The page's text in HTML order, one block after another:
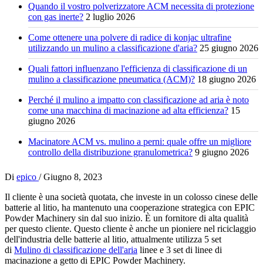
Quando il vostro polverizzatore ACM necessita di protezione
con gas inerte? 2 luglio 2026
Come ottenere una polvere di radice di konjac ultrafine
utilizzando un mulino a classificazione d'aria? 25 giugno 2026
Quali fattori influenzano l'efficienza di classificazione di un
mulino a classificazione pneumatica (ACM)? 18 giugno 2026
Perché il mulino a impatto con classificazione ad aria è noto
come una macchina di macinazione ad alta efficienza? 15
giugno 2026
Macinatore ACM vs. mulino a perni: quale offre un migliore
controllo della distribuzione granulometrica? 9 giugno 2026
Di epico /Giugno 8, 2023
Il cliente è una società quotata, che investe in un colosso cinese delle
batterie al litio, ha mantenuto una cooperazione strategica con EPIC
Powder Machinery sin dal suo inizio. È un fornitore di alta qualità
per questo cliente. Questo cliente è anche un pioniere nel riciclaggio
dell'industria delle batterie al litio, attualmente utilizza 5 set
di Mulino di classificazione dell'aria linee e 3 set di linee di
macinazione a getto di EPIC Powder Machinery.